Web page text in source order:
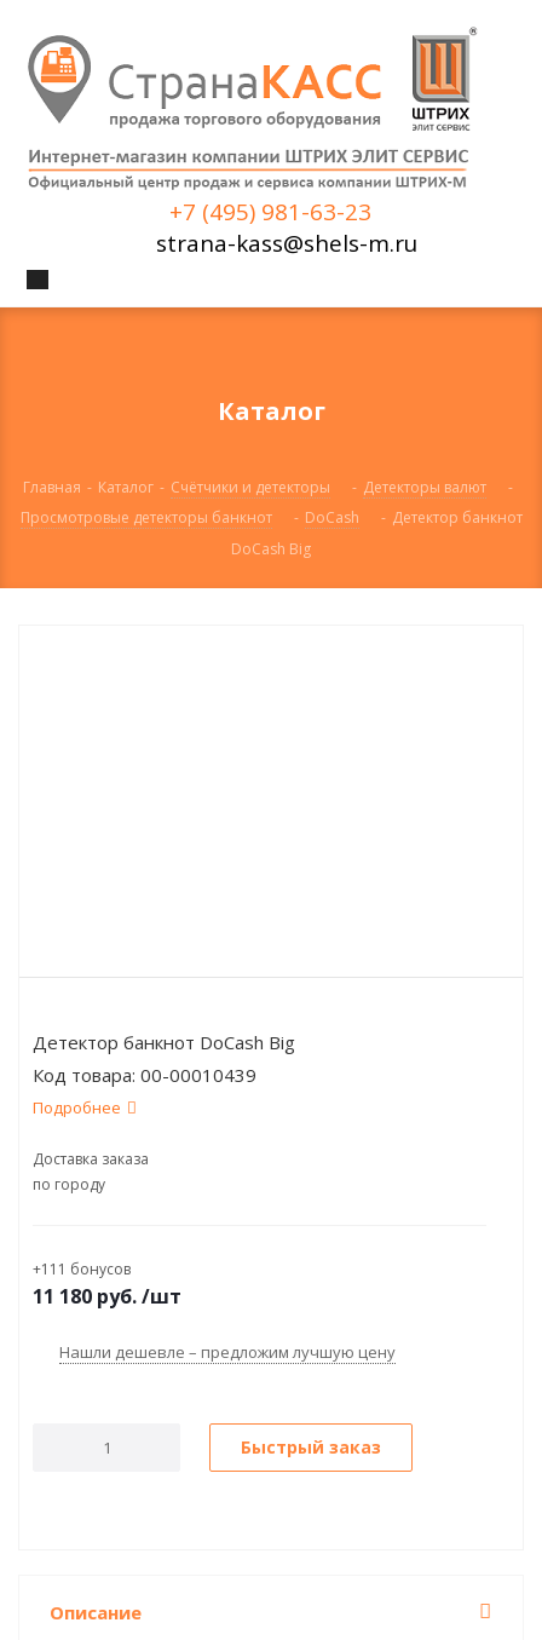
+7 (495) 981-63-23
strana-kass@shels-m.ru
Каталог
Главная - Каталог - Счётчики и детекторы - Детекторы валют
-
Просмотровые детекторы банкнот
- DoCash - Детектор банкнот
DoCash Big
Детектор банкнот DoCash Big
Код товара: 00-00010439
Подробнее
Доставка заказа
по городу
+111 бонусов
11 180 руб./шт
Нашли дешевле – предложим лучшую цену
Быстрый заказ
Описание